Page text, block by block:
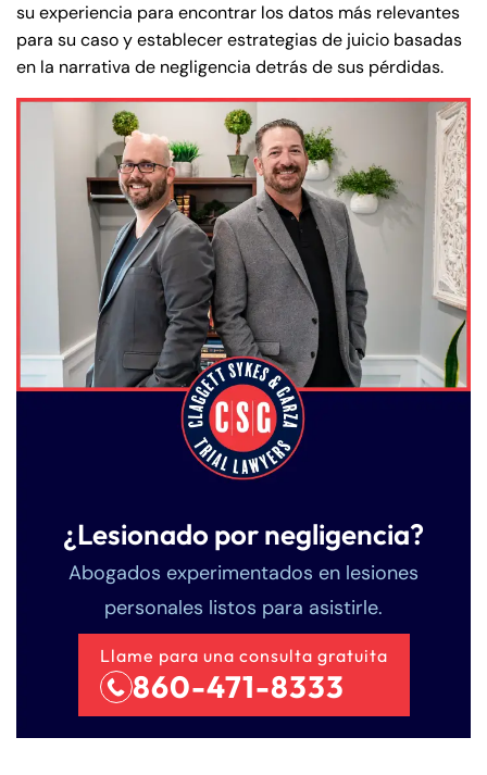
su experiencia para encontrar los datos más relevantes
para su caso y establecer estrategias de juicio basadas
en la narrativa de negligencia detrás de sus pérdidas.
¿Lesionado por negligencia?
Abogados experimentados en lesiones
personales listos para asistirle.
Llame para una consulta gratuita
860-471-8333